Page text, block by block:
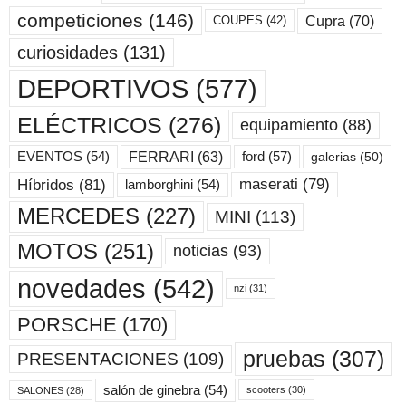
competiciones (146) COUPES (42) Cupra (70)
curiosidades (131)
DEPORTIVOS (577)
ELÉCTRICOS (276) equipamiento (88)
EVENTOS (54) FERRARI (63) ford (57) galerias (50)
Híbridos (81) lamborghini (54) maserati (79)
MERCEDES (227) MINI (113)
MOTOS (251) noticias (93)
novedades (542) nzi (31)
PORSCHE (170)
PRESENTACIONES (109) pruebas (307)
SALONES (28) salón de ginebra (54) scooters (30)